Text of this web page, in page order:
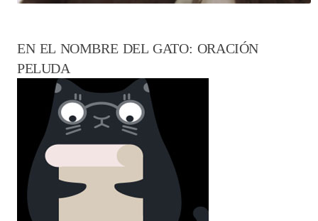
EN EL NOMBRE DEL GATO: ORACIÓN
PELUDA